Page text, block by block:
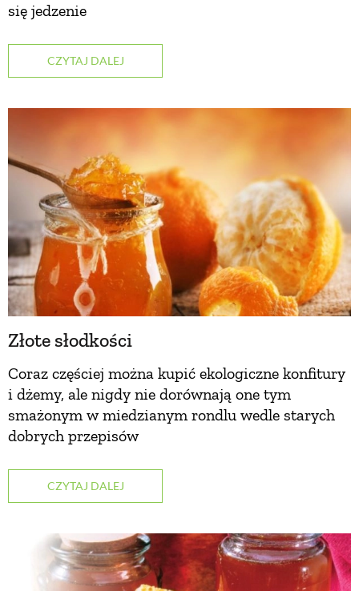
się jedzenie
CZYTAJ DALEJ
Złote słodkości
Coraz częściej można kupić ekologiczne konfitury
i dżemy, ale nigdy nie dorównają one tym
smażonym w miedzianym rondlu wedle starych
dobrych przepisów
CZYTAJ DALEJ
PROJEKTOWANIE OGRODU
URODA
NATURALNA APTECZKA
DLA DOMU
EKO ŻYCIE
ZWIERZĘTA DOMOWE
ZWIERZĘTA W NATURZE
GRZYBY
RĘKODZIEŁO